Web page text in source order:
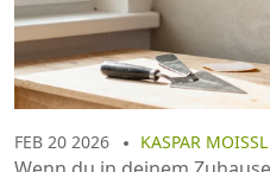
FEB 20 2026 KASPAR MOISSL